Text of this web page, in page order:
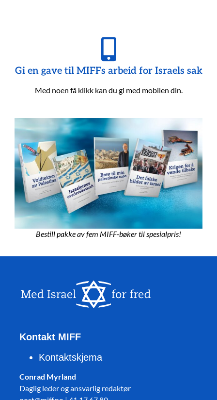
Gi en gave til MIFFs arbeid for Israels sak
Med noen få klikk kan du gi med mobilen din.
Bestill pakke av fem MIFF-bøker til spesialpris!
Kontakt MIFF
Kontaktskjema
Conrad Myrland
Daglig leder og ansvarlig redaktør